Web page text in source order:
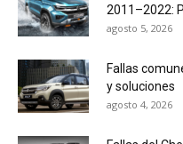
2011–2022:
agosto 5, 2026
Fallas
y soluciones
agosto 4, 2026